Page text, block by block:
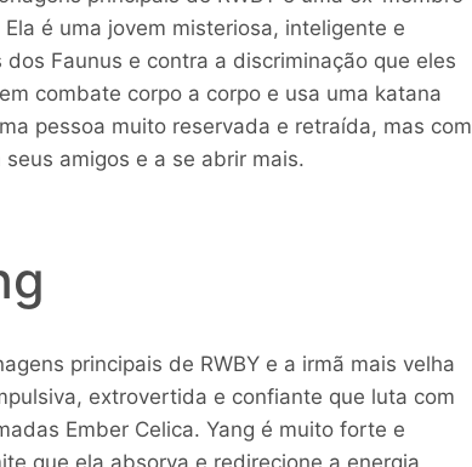
é uma jovem misteriosa, inteligente e
Faunus e contra a discriminação que eles
combate corpo a corpo e usa uma katana
pessoa muito reservada e retraída, mas com
amigos e a se abrir mais.
principais de RWBY e a irmã mais velha
extrovertida e confiante que luta com
Ember Celica. Yang é muito forte e